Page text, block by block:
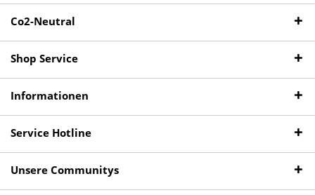
Co2-Neutral
Shop Service
Informationen
Service Hotline
Unsere Communitys